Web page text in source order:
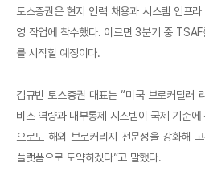
토스증권은 현지 인력 채용과 시스템 인프
영 작업에 착수했다. 이르면 3분기 중
를 시작할 예정이다.
김규빈 토스증권 대표는 “미국 브로커딜러
비스 역량과 내부통제 시스템이 국제 기준
으로도 해외 브로커리지 전문성을 강화해
플랫폼으로 도약하겠다”고 말했다.